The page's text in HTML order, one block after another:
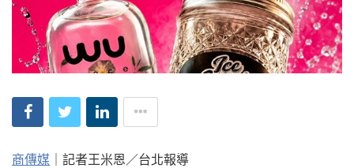
商傳媒 ｜記者王米恩／台北報導